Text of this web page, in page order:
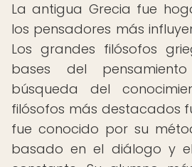
La antigua Grecia fue
los pensadores más
Los grandes filósofos
bases del
búsqueda del
filósofos más destacados
fue conocido por su
basado en el diálogo y